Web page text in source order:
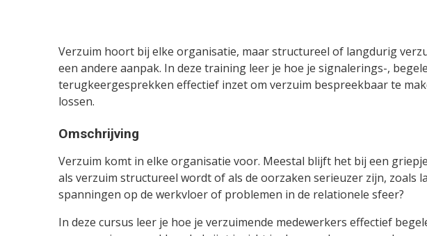
Verzuim hoort bij elke organisatie, maar structureel of langdurig
een andere aanpak. In deze training leer je hoe je signalerings-,
terugkeergesprekken effectief inzet om verzuim bespreekbaar te
lossen.
Omschrijving
Verzuim komt in elke organisatie voor. Meestal blijft het bij een
als verzuim structureel wordt of als de oorzaken serieuzer zijn, zoals
spanningen op de werkvloer of problemen in de relationele sfeer?
In deze cursus leer je hoe je verzuimende medewerkers effectief